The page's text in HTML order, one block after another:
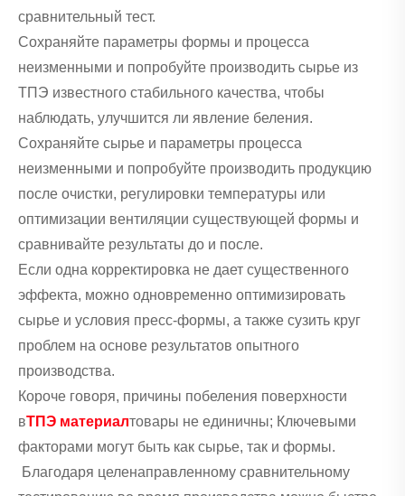
сравнительный тест.
Сохраняйте параметры формы и процесса
неизменными и попробуйте производить сырье из
ТПЭ известного стабильного качества, чтобы
наблюдать, улучшится ли явление беления.
Сохраняйте сырье и параметры процесса
неизменными и попробуйте производить продукцию
после очистки, регулировки температуры или
оптимизации вентиляции существующей формы и
сравнивайте результаты до и после.
Если одна корректировка не дает существенного
эффекта, можно одновременно оптимизировать
сырье и условия пресс-формы, а также сузить круг
проблем на основе результатов опытного
производства.
Короче говоря, причины побеления поверхности
вТПЭ материалтовары не единичны; Ключевыми
факторами могут быть как сырье, так и формы.
Благодаря целенаправленному сравнительному